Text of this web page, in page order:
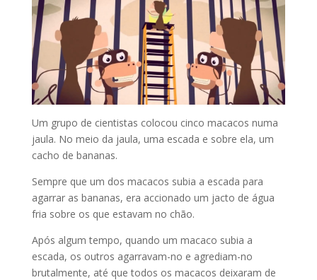
Um grupo de cientistas colocou cinco macacos numa
jaula. No meio da jaula, uma escada e sobre ela, um
cacho de bananas.
Sempre que um dos macacos subia a escada para
agarrar as bananas, era accionado um jacto de água
fria sobre os que estavam no chão.
Após algum tempo, quando um macaco subia a
escada, os outros agarravam-no e agrediam-no
brutalmente, até que todos os macacos deixaram de